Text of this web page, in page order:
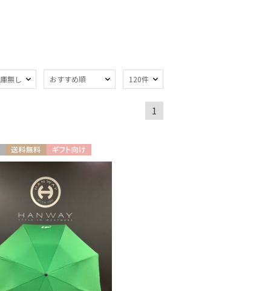
遮光
～50cm
親骨：51～
55cm(3)
トにおすす
無し おすすめ順 120件
1
送料無料
ギフト向け